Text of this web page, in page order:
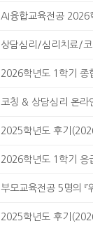
AI융합교육전공 2026
상담심리/심리치료/코
2026학년도 1학기 종
코칭 & 상담심리 온라
2025학년도 후기
2026학년도 1학기 응
부모교육전공 5명의 『
2025학년도 후기